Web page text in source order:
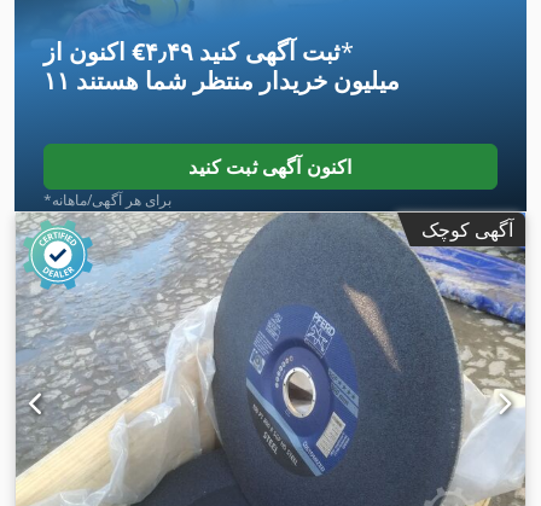
اکنون از ‎€۴٫۴۹ ثبت آگهی کنید*
۱۱ میلیون خریدار منتظر شما هستند
اکنون آگهی ثبت کنید
*برای هر آگهی/ماهانه
آگهی کوچک